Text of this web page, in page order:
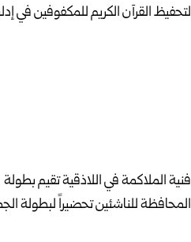
لتحفيظ القرآن الكريم للمكفوفين في
فنية الملاكمة في اللاذقية تقيم بطولة
المحافظة للناشئين تحضيراً لبطولة